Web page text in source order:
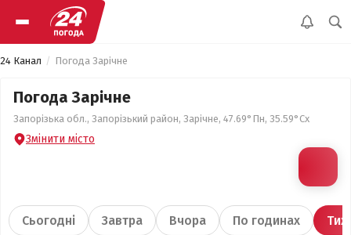
24 Канал Погода Зарічне
Погода Зарічне
Запорізька обл., Запорізький район, Зарічне, 47.69°Пн, 35.59°Сх
Змінити місто
Сьогодні Завтра Вчора По годинах